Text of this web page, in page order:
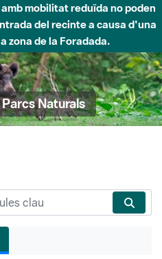
mobilitat reduïda no poden
del recinte a causa d'una
zona de la Foradada.
Naturals